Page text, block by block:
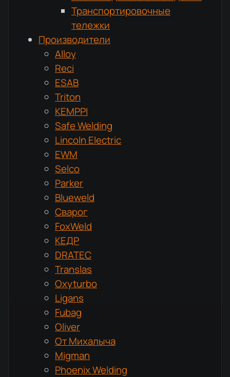
Транспортировочные
тележки
Производители
Alloy
Reci
ESAB
Triton
KEMPPI
Safe Welding
Lincoln Electric
EWM
Selco
Parker
Blueweld
Сварог
FoxWeld
КЕДР
DRATEC
Translas
Oxyturbo
Ligans
Fubag
Oliver
От Михалыча
Migman
Phoenix Welding